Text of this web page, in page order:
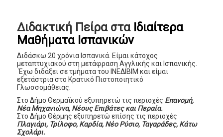
Διδακτική Πείρα στα Ιδιαίτερα
Μαθήματα Ισπανικών
Διδάσκω 20 χρόνια Ισπανικά. Είμαι κάτοχος
μεταπτυχιακού στη μετάφραση Αγγλικής και Ισπανικής.
Έχω διδάξει σε τμήματα του ΙΝΕΔΙΒΙΜ και είμαι
εξετάστρια στο Κρατικό Πιστοποιητικό
Γλωσσομάθειας.
Στο Δήμο Θερμαϊκού εξυπηρετώ τις περιοχές Επανομή,
Νέα Μηχανιώνα, Νέους Επιβάτες και Περαία.
Στο Δήμο Θέρμης εξυπηρετώ επίσης τις περιοχές
Πλαγιάρι, Τρίλοφο, Καρδία, Νέο Ρύσιο, Ταγαράδες, Κάτω
Σχολάρι.